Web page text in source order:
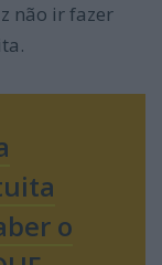
não ir fazer
o